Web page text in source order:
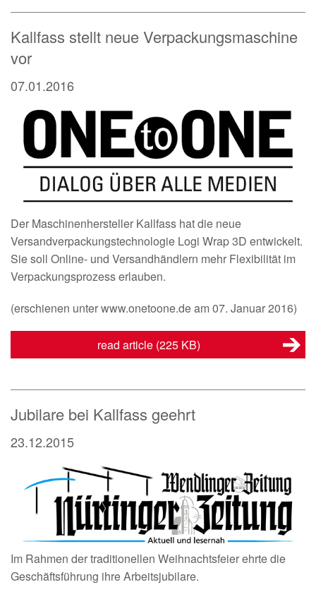
Kallfass stellt neue Verpackungsmaschine
vor
07.01.2016
Der Maschinenhersteller Kallfass hat die neue
Versandverpackungstechnologie Logi Wrap 3D entwickelt.
Sie soll Online- und Versandhändlern mehr Flexibilität im
Verpackungsprozess erlauben.
(erschienen unter www.onetoone.de am 07. Januar 2016)
read article (225 KB)
Jubilare bei Kallfass geehrt
23.12.2015
Im Rahmen der traditionellen Weihnachtsfeier ehrte die
Geschäftsführung ihre Arbeitsjubilare.